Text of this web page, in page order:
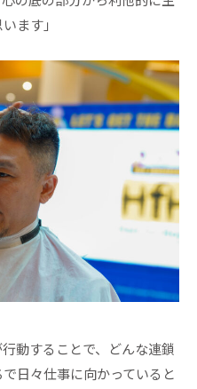
ます」
動することで、どんな連鎖
日々仕事に向かっていると